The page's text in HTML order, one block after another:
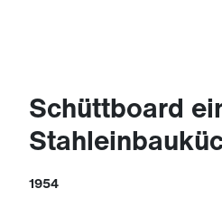
Schüttboard
1954